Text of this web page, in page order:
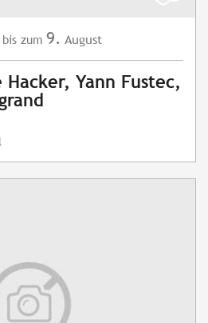
bis zum 9. August
Hacker, Yann Fustec,